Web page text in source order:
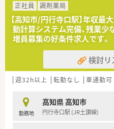
＜業務内容＞
■内科・循環器科（心臓内科
た患者様の来局が中心です
■在宅対応も行っており、
する場合もございます。
■処方箋枚数は70枚/日平
＜研修制度＞
■ご入職後は店舗での実務
す。
＜法人特徴＞
正社員
調剤薬局
【高知市/円行寺口駅】年収最
動計算システム完備、残業
増員募集の好条件求人です。
検討リ
週32h以上 転勤なし 車通勤可
勤務地
高知県 高知市
円行寺口駅 (JR土讃線)